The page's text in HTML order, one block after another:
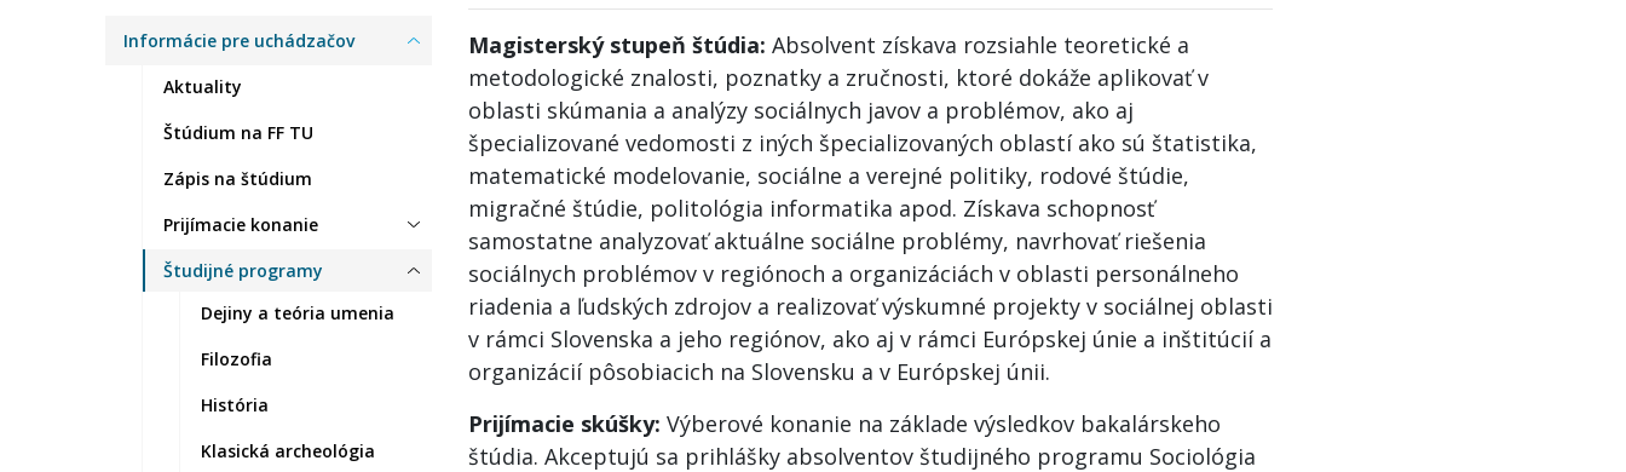
Informácie pre uchádzačov
Aktuality
Štúdium na FF TU
Zápis na štúdium
Prijímacie konanie
Študijné programy
Dejiny a teória umenia
Filozofia
História
Klasická archeológia
Magisterský stupeň štúdia: Absolvent získava rozsiahle teoretické a
metodologické znalosti, poznatky a zručnosti, ktoré dokáže aplikovať v
oblasti skúmania a analýzy sociálnych javov a problémov, ako aj
špecializované vedomosti z iných špecializovaných oblastí ako sú štatistika,
matematické modelovanie, sociálne a verejné politiky, rodové štúdie,
migračné štúdie, politológia informatika apod. Získava schopnosť
samostatne analyzovať aktuálne sociálne problémy, navrhovať riešenia
sociálnych problémov v regiónoch a organizáciách v oblasti personálneho
riadenia a ľudských zdrojov a realizovať výskumné projekty v sociálnej oblasti
v rámci Slovenska a jeho regiónov, ako aj v rámci Európskej únie a inštitúcií a
organizácií pôsobiacich na Slovensku a v Európskej únii.
Prijímacie skúšky: Výberové konanie na základe výsledkov bakalárskeho
štúdia. Akceptujú sa prihlášky absolventov študijného programu Sociológia